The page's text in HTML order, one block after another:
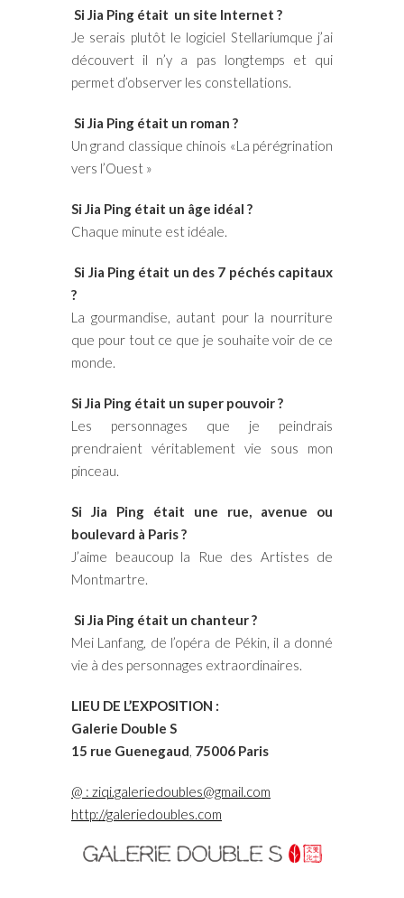
Si Jia Ping était un site Internet ?
Je serais plutôt le logiciel Stellariumque j’ai
découvert il n’y a pas longtemps et qui
permet d’observer les constellations.
Si Jia Ping était un roman ?
Un grand classique chinois «La pérégrination
vers l’Ouest »
Si Jia Ping était un âge idéal ?
Chaque minute est idéale.
Si Jia Ping était un des 7 péchés capitaux
?
La gourmandise, autant pour la nourriture
que pour tout ce que je souhaite voir de ce
monde.
Si Jia Ping était un super pouvoir ?
Les personnages que je peindrais
prendraient véritablement vie sous mon
pinceau.
Si Jia Ping était une rue, avenue ou
boulevard à Paris ?
J’aime beaucoup la Rue des Artistes de
Montmartre.
Si Jia Ping était un chanteur ?
Mei Lanfang, de l’opéra de Pékin, il a donné
vie à des personnages extraordinaires.
LIEU DE L’EXPOSITION :
Galerie Double S
15 rue Guenegaud, 75006 Paris
@ : ziqi.galeriedoubles@gmail.com
http://galeriedoubles.com